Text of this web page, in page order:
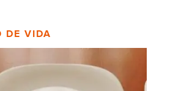
DE VIDA